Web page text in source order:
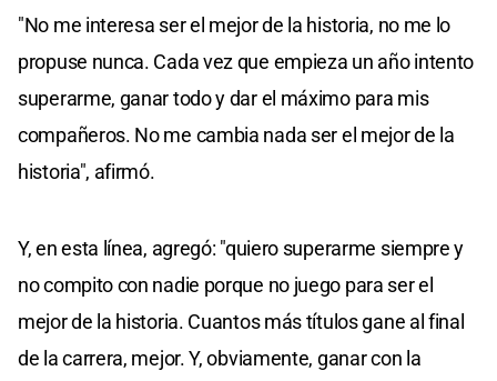
"No me interesa ser el mejor de la historia, no me lo
propuse nunca. Cada vez que empieza un año intento
superarme, ganar todo y dar el máximo para mis
compañeros. No me cambia nada ser el mejor de la
historia", afirmó.
Y, en esta línea, agregó: "quiero superarme siempre y
no compito con nadie porque no juego para ser el
mejor de la historia. Cuantos más títulos gane al final
de la carrera, mejor. Y, obviamente, ganar con la